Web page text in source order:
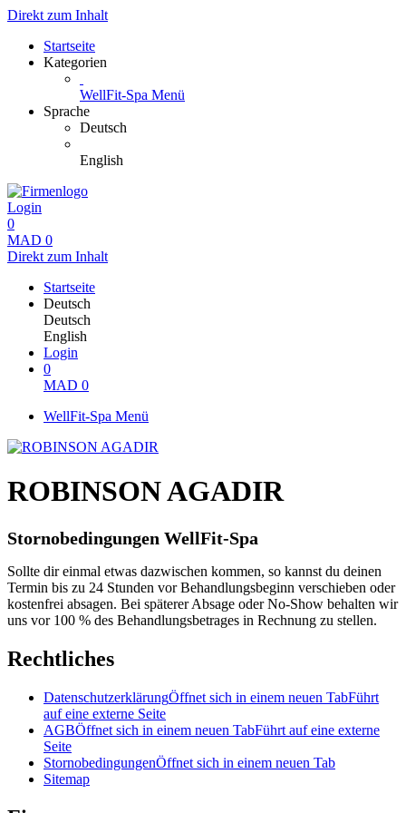
Direkt zum Inhalt
Startseite
Kategorien
WellFit-Spa Menü
Sprache
Deutsch
English
Login
0
MAD 0
Direkt zum Inhalt
Startseite
Deutsch
Deutsch
English
Login
0
MAD 0
WellFit-Spa Menü
ROBINSON AGADIR
Stornobedingungen WellFit-Spa
Sollte dir einmal etwas dazwischen kommen, so kannst du deinen
Termin bis zu 24 Stunden vor Behandlungsbeginn verschieben oder
kostenfrei absagen. Bei späterer Absage oder No-Show behalten wir
uns vor 100 % des Behandlungsbetrages in Rechnung zu stellen.
Rechtliches
DatenschutzerklärungÖffnet sich in einem neuen TabFührt
auf eine externe Seite
AGBÖffnet sich in einem neuen TabFührt auf eine externe
Seite
StornobedingungenÖffnet sich in einem neuen Tab
Sitemap